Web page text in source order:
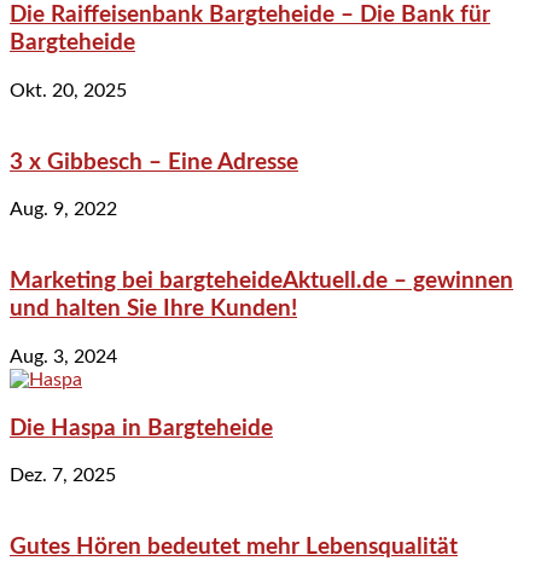
Die Raiffeisenbank Bargteheide – Die Bank für
Bargteheide
Okt. 20, 2025
3 x Gibbesch – Eine Adresse
Aug. 9, 2022
Marketing bei bargteheideAktuell.de – gewinnen
und halten Sie Ihre Kunden!
Aug. 3, 2024
Die Haspa in Bargteheide
Dez. 7, 2025
Gutes Hören bedeutet mehr Lebensqualität